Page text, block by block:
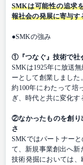
SMKは可能性の追求
報社会の発展に寄与す
●SMKの強み
①『つなぐ』技術で社
SMKは1925年に放送
ーとして創業しました
約100年にわたって培
ぎ、時代と共に変化す
②なかったものを創り
さ
SMKではパートナー
て、新規事業創出へ新
技術発掘においては